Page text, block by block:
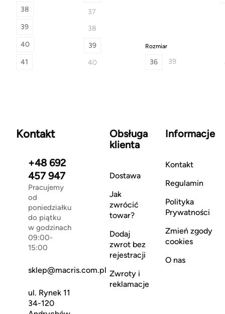
38
39
40
41
37
38
39
40
Rozmiar
36 39
Kontakt
+48 692
457 947
Pracujemy
od
poniedziałku
do piątku
w godzinach
09:00-
15:00
sklep@macris.com.pl
ul. Rynek 11
34-120
Obsługa
klienta
Dostawa
Jak
zwrócić
towar?
Dodaj
zwrot bez
rejestracji
Zwroty i
reklamacje
Informacje
Kontakt
Regulamin
Polityka
Prywatności
Zmień zgody
cookies
O nas